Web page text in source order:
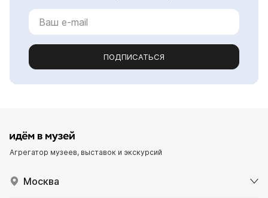
ПОДПИСАТЬСЯ
Агрегатор музеев, выставок и экскурсий
Москва